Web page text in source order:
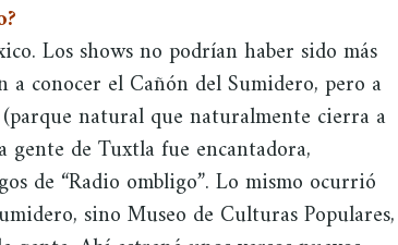
Los shows no podrían haber sido más
a conocer el Cañón del Sumidero, pero a
natural que naturalmente cierra a
gente de Tuxtla fue encantadora,
de “Radio ombligo”. Lo mismo ocurrió
sino Museo de Culturas Populares,